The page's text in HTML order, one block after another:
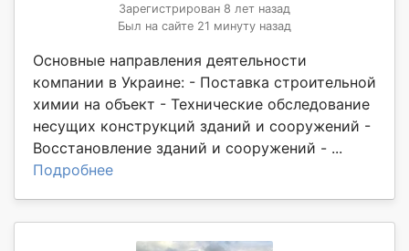
Зарегистрирован 8 лет назад
Был на сайте 21 минуту назад
Основные направления деятельности
компании в Украине: - Поставка строительной
химии на объект - Технические обследование
несущих конструкций зданий и сооружений -
Восстановление зданий и сооружений - ...
Подробнее